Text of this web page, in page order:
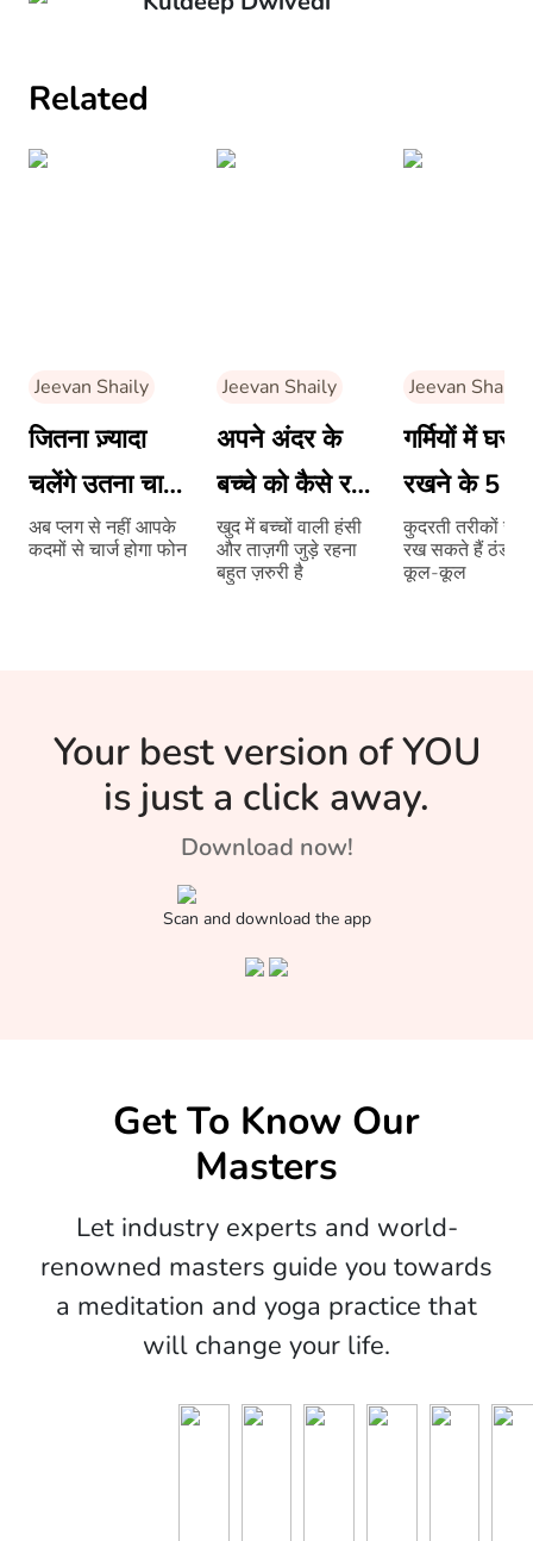
Related
Jeevan Shaily
जितना ज़्यादा
चलेंगे उतना चार्ज
होगा फोन
अब प्लग से नहीं आपके
कदमों से चार्ज होगा फोन
Jeevan Shaily
अपने अंदर के
बच्चे को कैसे रखें
हमेशा जिंदा?
खुद में बच्चों वाली हंसी
और ताज़गी जुड़े रहना
बहुत ज़रुरी है
Jeevan Shaily
गर्मियों में घर
रखने के 5
कुदरती तरीकों से
रख सकते हैं ठंडा-
कूल-कूल
Your best version of YOU
is just a click away.
Download now!
Scan and download the app
Get To Know Our
Masters
Let industry experts and world-
renowned masters guide you towards
a meditation and yoga practice that
will change your life.